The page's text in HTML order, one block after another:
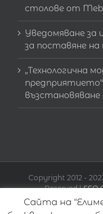
столове от
Уведомяване за
за поставяне на
„Технологична
Copyright 2012 -
Reserved |SEO
Сайта на